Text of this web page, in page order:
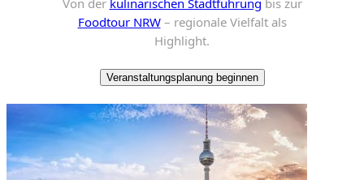
Von der kulinarischen Stadtführung bis zur
Foodtour NRW– regionale Vielfalt als
Highlight.
Veranstaltungsplanung beginnen